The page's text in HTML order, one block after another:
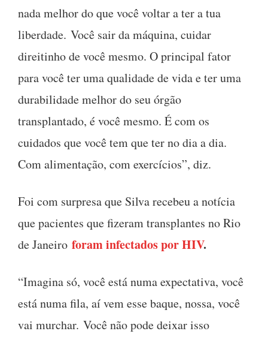
nada melhor do que você voltar a ter a tua
liberdade. Você sair da máquina, cuidar
direitinho de você mesmo. O principal fator
para você ter uma qualidade de vida e ter uma
durabilidade melhor do seu órgão
transplantado, é você mesmo. É com os
cuidados que você tem que ter no dia a dia.
Com alimentação, com exercícios”, diz.
Foi com surpresa que Silva recebeu a notícia
que pacientes que fizeram transplantes no Rio
de Janeiro foram infectados por HIV.
“Imagina só, você está numa expectativa, você
está numa fila, aí vem esse baque, nossa, você
vai murchar. Você não pode deixar isso